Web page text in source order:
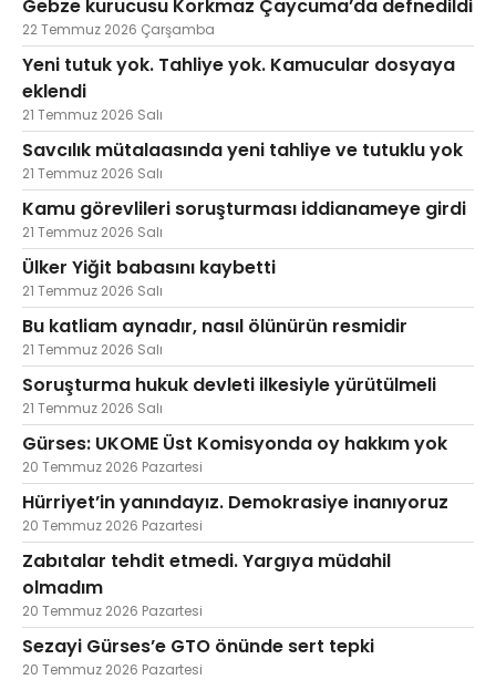
Gebze kurucusu Korkmaz Çaycuma’da defnedildi
22 Temmuz 2026 Çarşamba
Yeni tutuk yok. Tahliye yok. Kamucular dosyaya
eklendi
21 Temmuz 2026 Salı
Savcılık mütalaasında yeni tahliye ve tutuklu yok
21 Temmuz 2026 Salı
Kamu görevlileri soruşturması iddianameye girdi
21 Temmuz 2026 Salı
Ülker Yiğit babasını kaybetti
21 Temmuz 2026 Salı
Bu katliam aynadır, nasıl ölünürün resmidir
21 Temmuz 2026 Salı
Soruşturma hukuk devleti ilkesiyle yürütülmeli
21 Temmuz 2026 Salı
Gürses: UKOME Üst Komisyonda oy hakkım yok
20 Temmuz 2026 Pazartesi
Hürriyet’in yanındayız. Demokrasiye inanıyoruz
20 Temmuz 2026 Pazartesi
Zabıtalar tehdit etmedi. Yargıya müdahil
olmadım
20 Temmuz 2026 Pazartesi
Sezayi Gürses’e GTO önünde sert tepki
20 Temmuz 2026 Pazartesi